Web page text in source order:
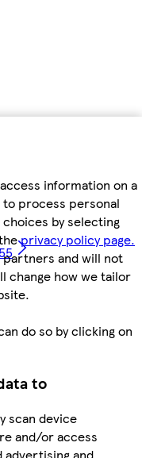
information on a
to process personal
choices by selecting
privacy policy page.
partners and will not
change how we tailor
do so by clicking on
to
scan device
and/or access